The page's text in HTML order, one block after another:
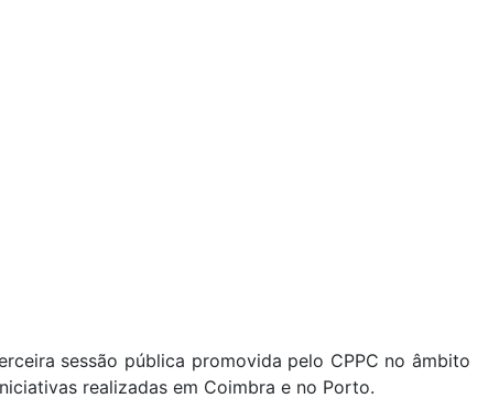
sessão pública promovida pelo CPPC no âmbito
realizadas em Coimbra e no Porto.